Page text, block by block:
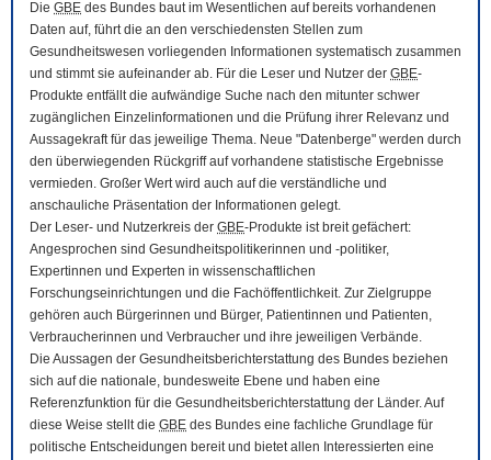
Die GBE des Bundes baut im Wesentlichen auf bereits vorhandenen
Daten auf, führt die an den verschiedensten Stellen zum
Gesundheitswesen vorliegenden Informationen systematisch zusammen
und stimmt sie aufeinander ab. Für die Leser und Nutzer der GBE-
Produkte entfällt die aufwändige Suche nach den mitunter schwer
zugänglichen Einzelinformationen und die Prüfung ihrer Relevanz und
Aussagekraft für das jeweilige Thema. Neue "Datenberge" werden durch
den überwiegenden Rückgriff auf vorhandene statistische Ergebnisse
vermieden. Großer Wert wird auch auf die verständliche und
anschauliche Präsentation der Informationen gelegt.
Der Leser- und Nutzerkreis der GBE-Produkte ist breit gefächert:
Angesprochen sind Gesundheitspolitikerinnen und -politiker,
Expertinnen und Experten in wissenschaftlichen
Forschungseinrichtungen und die Fachöffentlichkeit. Zur Zielgruppe
gehören auch Bürgerinnen und Bürger, Patientinnen und Patienten,
Verbraucherinnen und Verbraucher und ihre jeweiligen Verbände.
Die Aussagen der Gesundheitsberichterstattung des Bundes beziehen
sich auf die nationale, bundesweite Ebene und haben eine
Referenzfunktion für die Gesundheitsberichterstattung der Länder. Auf
diese Weise stellt die GBE des Bundes eine fachliche Grundlage für
politische Entscheidungen bereit und bietet allen Interessierten eine